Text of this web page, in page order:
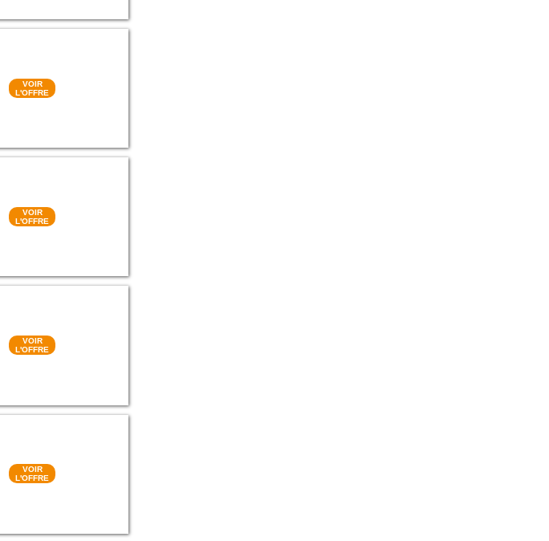
VOIR
L'OFFRE
VOIR
L'OFFRE
VOIR
L'OFFRE
VOIR
L'OFFRE